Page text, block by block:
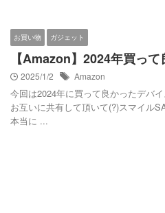
お買い物 ガジェット
【Amazon】2024年買っ
2025/1/2 Amazon
今回は2024年に買って良かったデバ
お互いに共有して頂いて(?)スマイル
本当に ...